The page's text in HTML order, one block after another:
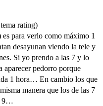
rating)
para verlo como máximo 1
desayunan viendo la tele y
Si yo prendo a las 7 y lo
aparecer pedorro porque
1 hora… En cambio los que
manera que los de las 7
9…